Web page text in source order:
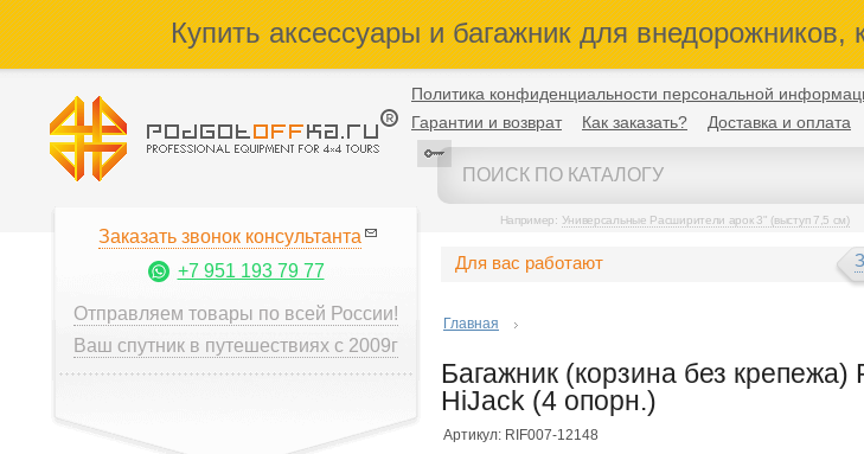
Купить аксессуары и багажник для внедорожников,
Политика конфиденциальности персональной
Гарантии и возврат
Как заказать? Доставка и оплата
Например: Универсальные Расширители арок 3" (выступ 7,5 см)
Заказать звонок консультанта
+7 951 193 79 77
Отправляем товары по всей России!
Ваш спутник в путешествиях с 2009г
Для вас работают
Главная
Багажник (корзина без
HiJack (4 опорн.)
Артикул: RIF007-12148